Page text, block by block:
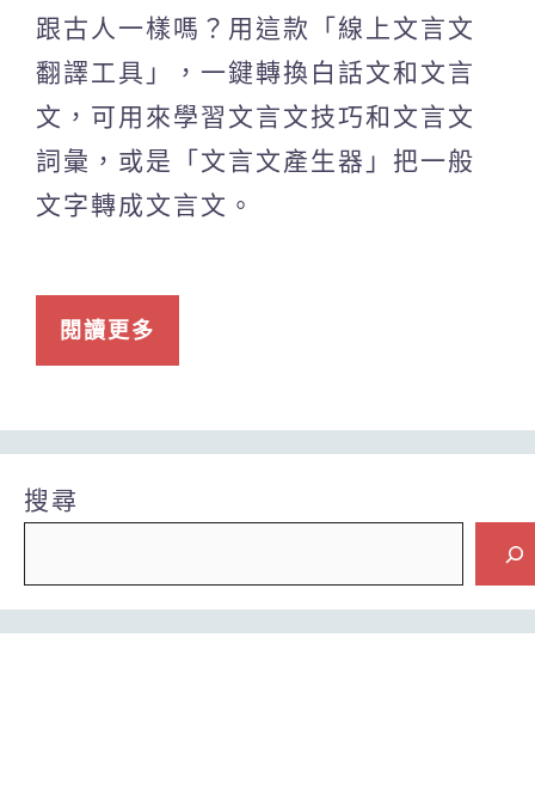
跟古人一樣嗎？用這款「線上文言文
翻譯工具」，一鍵轉換白話文和文言
文，可用來學習文言文技巧和文言文
詞彙，或是「文言文產生器」把一般
文字轉成文言文。
閱讀更多
搜尋